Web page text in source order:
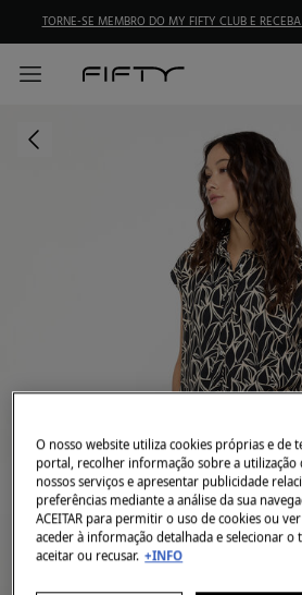
TORNE-SE MEMBRO DO MY FIFTY CLUB E
O nosso website utiliza cookies próprias e de
portal, recolher informação sobre a
nossos serviços e apresentar publicidade
preferências mediante a análise da sua
ACEITAR para permitir o uso de cookies ou
aceder à informação detalhada e selecionar o
aceitar ou recusar. +INFO